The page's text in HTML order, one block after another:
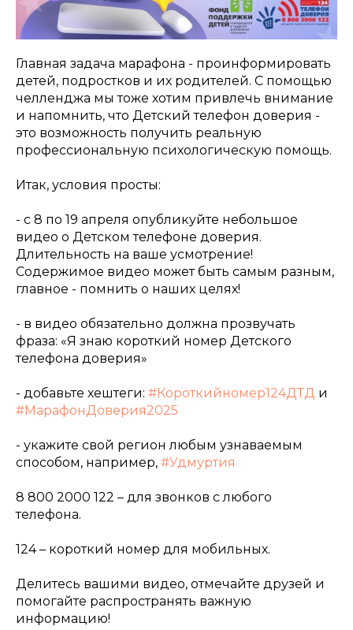
Главная задача марафона - проинформировать
детей, подростков и их родителей. С помощью
челленджа мы тоже хотим привлечь внимание
и напомнить, что Детский телефон доверия -
это возможность получить реальную
профессиональную психологическую помощь.
Итак, условия просты:
- с 8 по 19 апреля опубликуйте небольшое
видео о Детском телефоне доверия.
Длительность на ваше усмотрение!
Содержимое видео может быть самым разным,
главное - помнить о наших целях!
- в видео обязательно должна прозвучать
фраза: «Я знаю короткий номер Детского
телефона доверия»
- добавьте хештеги: #Короткийномер124ДТД и
#МарафонДоверия2025
- укажите свой регион любым узнаваемым
способом, например, #Удмуртия
8 800 2000 122 – для звонков с любого
телефона.
124 – короткий номер для мобильных.
Делитесь вашими видео, отмечайте друзей и
помогайте распространять важную
информацию!